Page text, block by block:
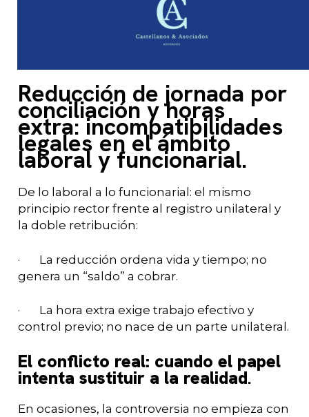
Reducción de jornada por
conciliación y horas
extra: incompatibilidades
legales en el ámbito
laboral y funcionarial.
De lo laboral a lo funcionarial: el mismo
principio rector frente al registro unilateral y
la doble retribución:
· La reducción ordena vida y tiempo; no
genera un “saldo” a cobrar.
· La hora extra exige trabajo efectivo y
control previo; no nace de un parte unilateral.
El conflicto real: cuando el papel
intenta sustituir a la realidad.
En ocasiones, la controversia no empieza con